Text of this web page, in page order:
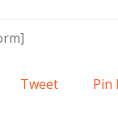
Tweet Pin